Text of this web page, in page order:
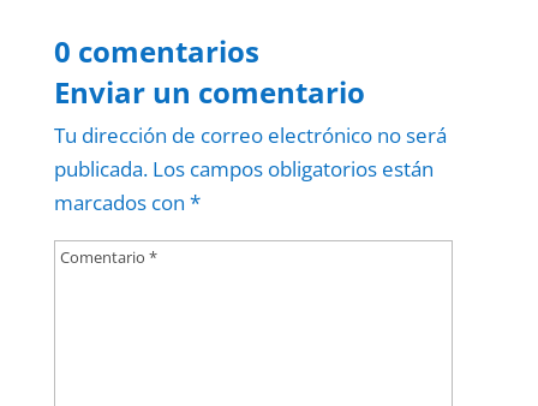
0 comentarios
Enviar un comentario
Tu dirección de correo electrónico no será
publicada. Los campos obligatorios están
marcados con *